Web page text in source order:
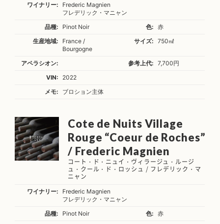
ワイナリー:
Frederic Magnien
フレデリック・マニャン
品種:
Pinot Noir 色:
赤
生産地域:
France /
Bourgogne
サイズ: 750㎖
アペラシオン: 参考上代:
7,700円
VIN:
2022
メモ:
ブロション主体
Cote de Nuits Village
Rouge “Coeur de Roches”
/ Frederic Magnien
コート・ド・ニュイ・ヴィラージュ・ルージ
ュ・クール・ド・ロッシュ / フレデリック・マ
ニャン
ワイナリー:
Frederic Magnien
フレデリック・マニャン
品種:
Pinot Noir 色:
赤